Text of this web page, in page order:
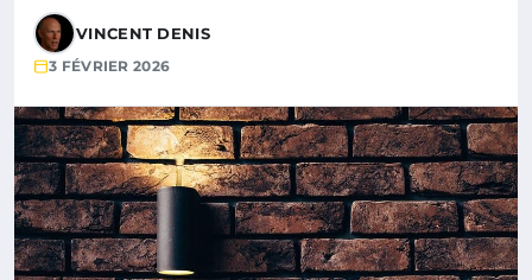
VINCENT DENIS
3 FÉVRIER 2026